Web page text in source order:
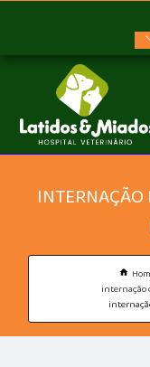
INTERNAÇÃO
internação